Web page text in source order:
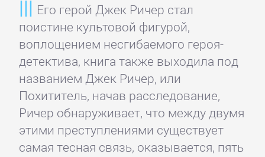
Его герой Джек Ричер стал
поистине культовой фигурой,
воплощением несгибаемого героя-
детектива, книга также выходила под
названием Джек Ричер, или
Похититель, начав расследование,
Ричер обнаруживает, что между двумя
этими преступлениями существует
самая тесная связь, оказывается, пять
подбор
персонала
Ценные
бумаги,
инвестиции
Экономика